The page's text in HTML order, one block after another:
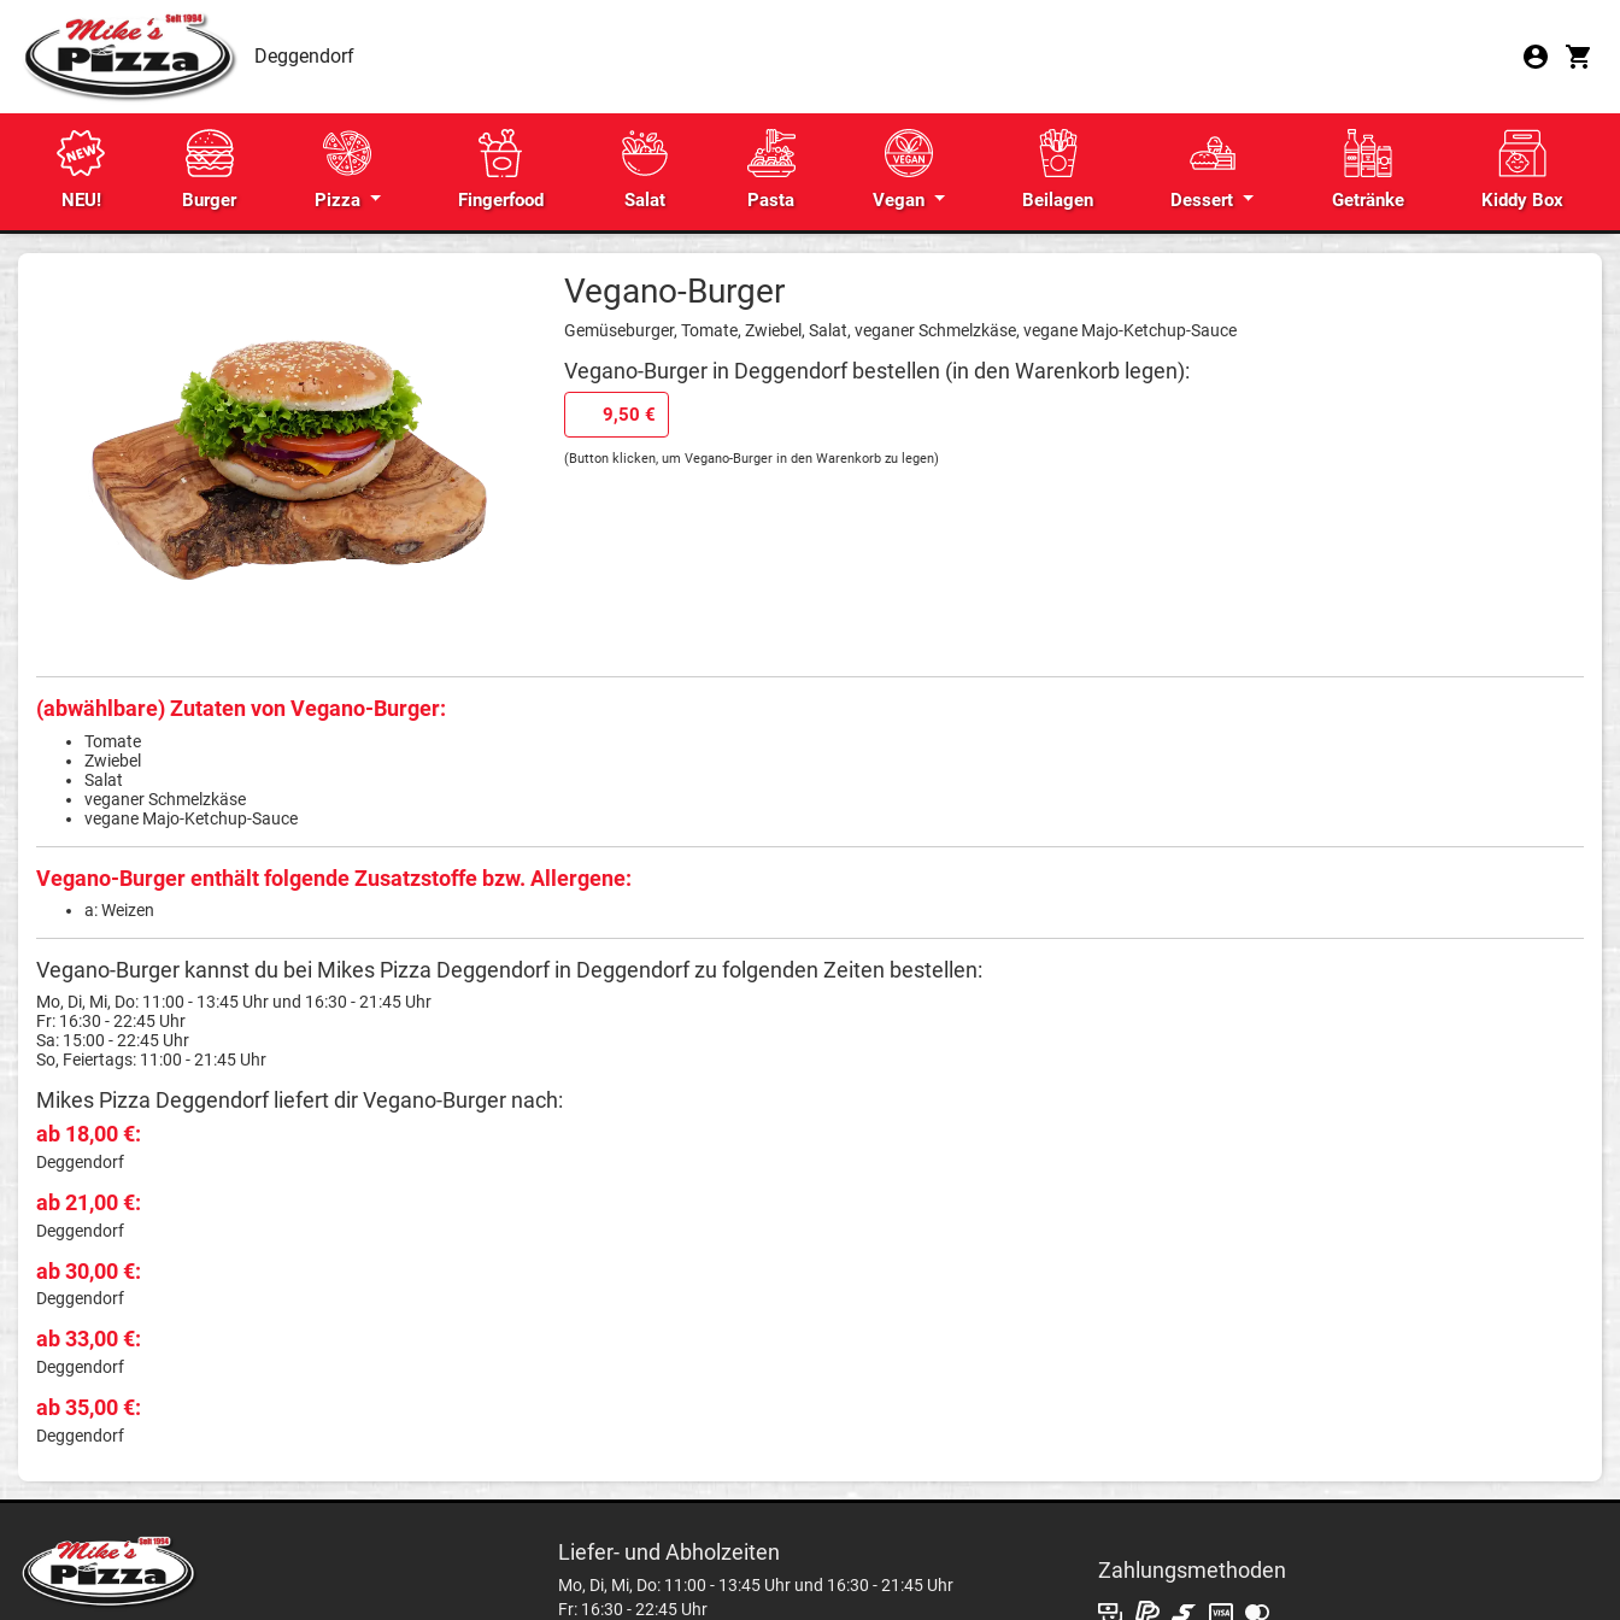
Deggendorf
NEU! Burger Pizza Fingerfood Salat Pasta Vegan Beilagen Dessert Getränke Kiddy Box
Vegano-Burger
Gemüseburger, Tomate, Zwiebel, Salat, veganer Schmelzkäse, vegane Majo-Ketchup-Sauce
Vegano-Burger in Deggendorf bestellen (in den Warenkorb legen):
9,50 €
(Button klicken, um Vegano-Burger in den Warenkorb zu legen)
(abwählbare) Zutaten von Vegano-Burger:
Tomate
Zwiebel
Salat
veganer Schmelzkäse
vegane Majo-Ketchup-Sauce
Vegano-Burger enthält folgende Zusatzstoffe bzw. Allergene:
a: Weizen
Vegano-Burger kannst du bei Mikes Pizza Deggendorf in Deggendorf zu folgenden Zeiten bestellen:
Mo, Di, Mi, Do: 11:00 - 13:45 Uhr und 16:30 - 21:45 Uhr
Fr: 16:30 - 22:45 Uhr
Sa: 15:00 - 22:45 Uhr
So, Feiertags: 11:00 - 21:45 Uhr
Mikes Pizza Deggendorf liefert dir Vegano-Burger nach:
ab 18,00 €:
Deggendorf
ab 21,00 €:
Deggendorf
ab 30,00 €:
Deggendorf
ab 33,00 €:
Deggendorf
ab 35,00 €:
Deggendorf
Liefer- und Abholzeiten
Mo, Di, Mi, Do: 11:00 - 13:45 Uhr und 16:30 - 21:45 Uhr
Fr: 16:30 - 22:45 Uhr
Zahlungsmethoden